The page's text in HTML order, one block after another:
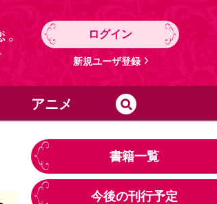
ログイン
新規ユーザ登録
アニメ
書籍一覧
今後の刊行予定